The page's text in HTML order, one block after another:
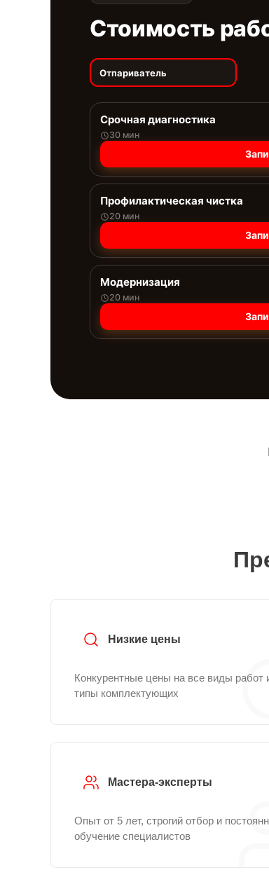
Стоимость
Отпариватель
Срочная диагностика
30 мин
Профилактическая чистка
20 мин
Модернизация
20 мин
Низкие цены
Конкурентные цены на все виды работ
типы комплектующих
Мастера-эксперты
Опыт от 5 лет, строгий отбор и
обучение специалистов